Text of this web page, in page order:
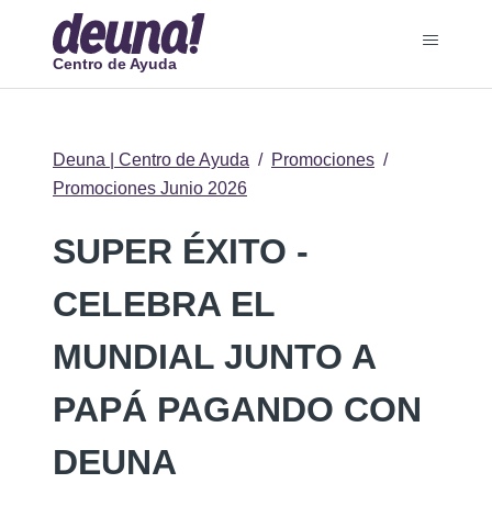
Centro de Ayuda
Deuna | Centro de Ayuda
Promociones
Promociones Junio 2026
SUPER ÉXITO -
CELEBRA EL
MUNDIAL JUNTO A
PAPÁ PAGANDO CON
DEUNA